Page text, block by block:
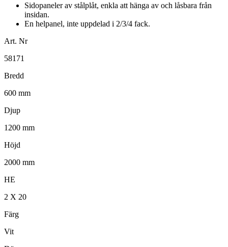
Sidopaneler av stålplåt, enkla att hänga av och låsbara från
insidan.
En helpanel, inte uppdelad i 2/3/4 fack.
Art. Nr
58171
Bredd
600 mm
Djup
1200 mm
Höjd
2000 mm
HE
2 X 20
Färg
Vit